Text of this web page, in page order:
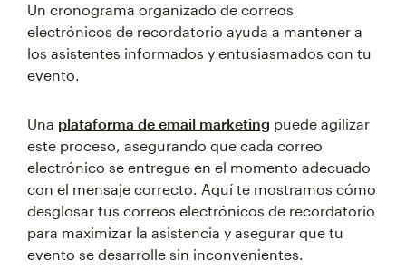
Un cronograma organizado de correos
electrónicos de recordatorio ayuda a mantener a
los asistentes informados y entusiasmados con tu
evento.
Una plataforma de email marketing puede agilizar
este proceso, asegurando que cada correo
electrónico se entregue en el momento adecuado
con el mensaje correcto. Aquí te mostramos cómo
desglosar tus correos electrónicos de recordatorio
para maximizar la asistencia y asegurar que tu
evento se desarrolle sin inconvenientes.